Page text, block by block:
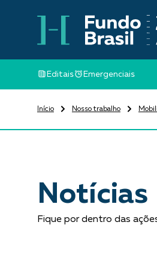
Editais Emergenciais
Início Nosso trabalho
Notícias
Fique por dentro das